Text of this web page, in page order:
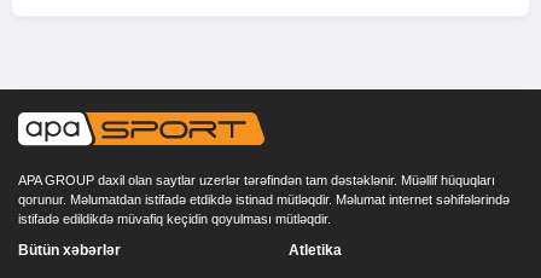
APA GROUP daxil olan saytlar uzerlər tərəfindən tam dəstəklənir. Müəllif hüquqları
qorunur. Məlumatdan istifadə etdikdə istinad mütləqdir. Məlumat internet səhifələrində
istifadə edildikdə müvafiq keçidin qoyulması mütləqdir.
Bütün xəbərlər Atletika